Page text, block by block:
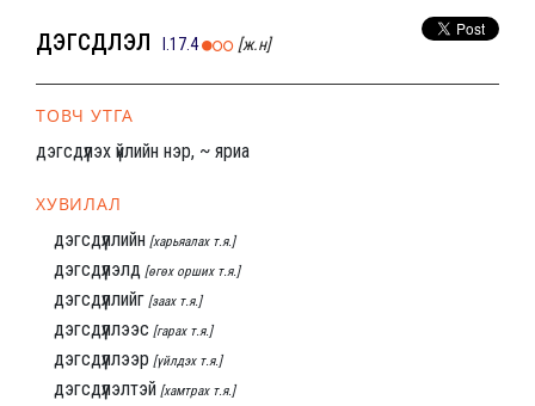
дэгсдүүлэл I.17.4 [ж.н]
ТОВЧ УТГА
дэгсдүүлэх үйлийн нэр, ~ яриа
ХУВИЛАЛ
дэгсдүүллийн [харьяалах т.я.]
дэгсдүүлэлд [өгөх орших т.я.]
дэгсдүүллийг [заах т.я.]
дэгсдүүллээс [гарах т.я.]
дэгсдүүллээр [үйлдэх т.я.]
дэгсдүүлэлтэй [хамтрах т.я.]